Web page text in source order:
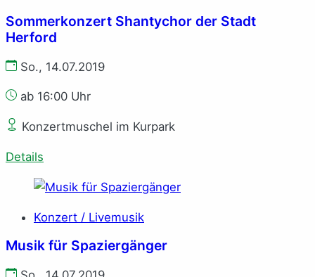
Sommerkonzert Shantychor der Stadt
Herford
So., 14.07.2019
ab 16:00 Uhr
Konzertmuschel im Kurpark
Details
Konzert / Livemusik
Musik für Spaziergänger